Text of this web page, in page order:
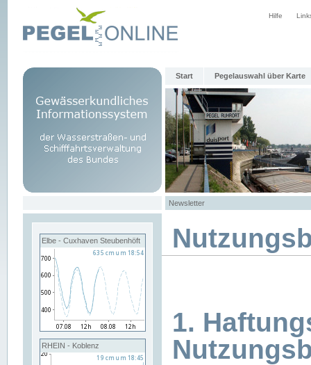
Hilfe
Start Pegelauswahl über Karte
Newsletter
Elbe - Cuxhaven Steubenhöft
RHEIN - Koblenz
1.